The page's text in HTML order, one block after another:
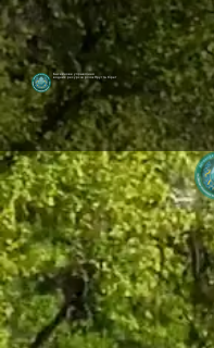
[newyear_garland]
Басейнове управління
водних ресурсів річок Прут та Сірет